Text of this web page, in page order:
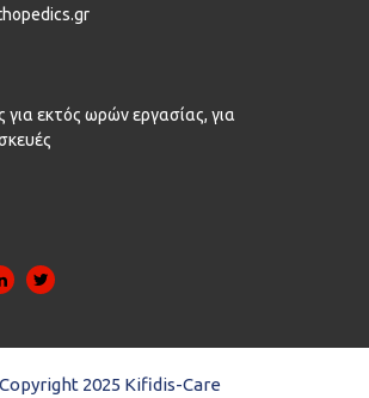
εκτός ωρών εργασίας, για
2025 Kifidis-Care